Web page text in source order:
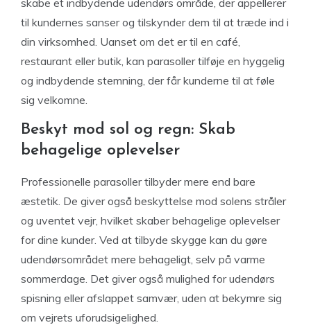
skabe et indbydende udendørs område, der appellerer
til kundernes sanser og tilskynder dem til at træde ind i
din virksomhed. Uanset om det er til en café,
restaurant eller butik, kan parasoller tilføje en hyggelig
og indbydende stemning, der får kunderne til at føle
sig velkomne.
Beskyt mod sol og regn: Skab
behagelige oplevelser
Professionelle parasoller tilbyder mere end bare
æstetik. De giver også beskyttelse mod solens stråler
og uventet vejr, hvilket skaber behagelige oplevelser
for dine kunder. Ved at tilbyde skygge kan du gøre
udendørsområdet mere behageligt, selv på varme
sommerdage. Det giver også mulighed for udendørs
spisning eller afslappet samvær, uden at bekymre sig
om vejrets uforudsigelighed.